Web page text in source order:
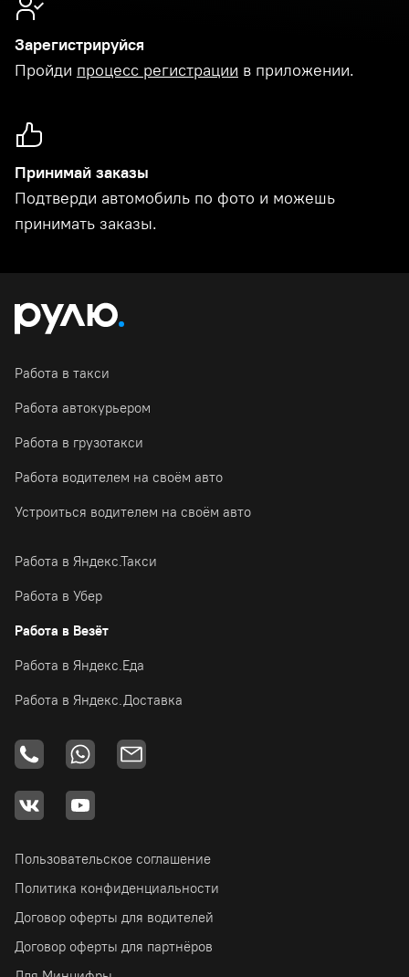
Зарегистрируйся
Пройди процесс регистрации в приложении.
Принимай заказы
Подтверди автомобиль по фото и можешь
принимать заказы.
Работа в такси
Работа автокурьером
Работа в грузотакси
Работа водителем на своём авто
Устроиться водителем на своём авто
Работа в Яндекс.Такси
Работа в Убер
Работа в Везёт
Работа в Яндекс.Еда
Работа в Яндекс.Доставка
Пользовательское соглашение
Политика конфиденциальности
Договор оферты для водителей
Договор оферты для партнёров